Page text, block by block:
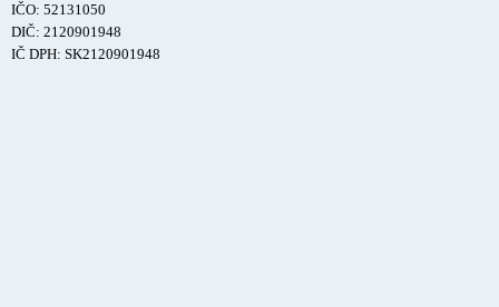
IČO: 52131050
DIČ: 2120901948
IČ DPH: SK2120901948